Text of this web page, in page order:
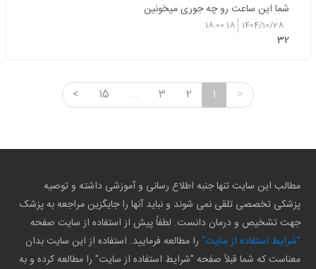
شما این ساعت رو چه جوری میخونین
1404/10/28
18:00:18
32
>
1
2
3
...
15
<
مطالب این سایت تنها جنبه اطلاع رسانی و آموزشی داشته و توصیه
پزشکی تخصصی تلقی نمی شوند و نباید آنها را جایگزین مراجعه به پزشک
جهت تشخیص و درمان دانست. لطفاً پیش از استفاده از سایت صفحه
"شرایط استفاده از سایت" را مطالعه فرمایید. استفاده از این سایت بدان
معناست که شما قبلاً صفحه "شرایط استفاده از سایت" را مطالعه کرده و به